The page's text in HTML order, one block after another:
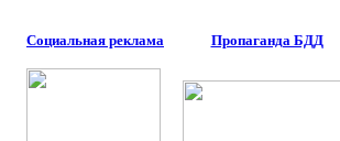
Социальная реклама Пропаганда БДД